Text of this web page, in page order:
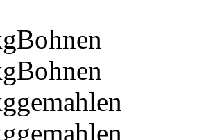
Bohnen
Bohnen
gemahlen
gemahlen